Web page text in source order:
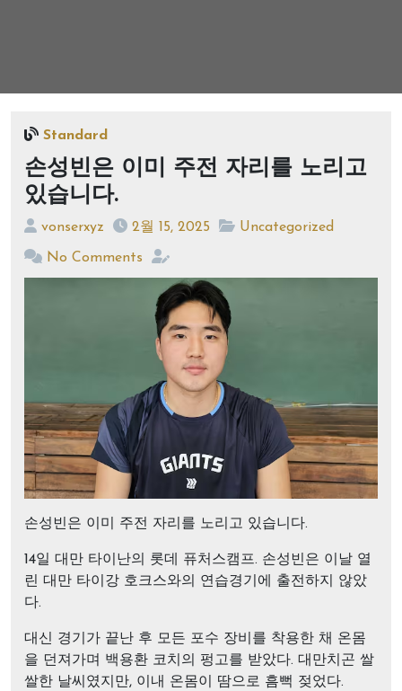
Standard
손성빈은 이미 주전 자리를 노리고
있습니다.
vonserxyz 2월 15, 2025 Uncategorized
No Comments
손성빈은 이미 주전 자리를 노리고 있습니다.
14일 대만 타이난의 롯데 퓨처스캠프. 손성빈은 이날 열
린 대만 타이강 호크스와의 연습경기에 출전하지 않았
다.
대신 경기가 끝난 후 모든 포수 장비를 착용한 채 온몸
을 던져가며 백용환 코치의 펑고를 받았다. 대만치곤 쌀
쌀한 날씨였지만, 이내 온몸이 땀으로 흠뻑 젖었다.